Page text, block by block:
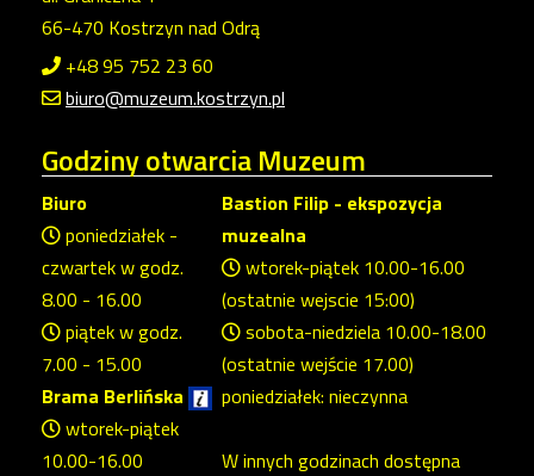
66-470 Kostrzyn nad Odrą
+48 95 752 23 60
biuro@muzeum.kostrzyn.pl
Godzinyotwarcia Muzeum
Biuro
poniedziałek -
czwartek w godz.
8.00 - 16.00
piątek w godz.
7.00 - 15.00
Brama Berlińska
wtorek-piątek
10.00-16.00
Bastion Filip - ekspozycja
muzealna
wtorek-piątek 10.00-16.00
(ostatnie wejscie 15:00)
sobota-niedziela 10.00-18.00
(ostatnie wejście 17.00)
poniedziałek: nieczynna
W innych godzinach dostępna